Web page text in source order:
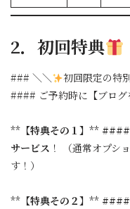
2．初回特典
### ＼＼ 初回限定の特
#### ご予約時に【ブログ
**【特典その１】** ####
サービス ！ （通常オプシ
す！）
**【特典その２】** ####